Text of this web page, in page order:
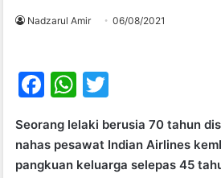
Nadzarul Amir 06/08/2021
F
c
e
W
at
s
itt
er
Seorang lelaki berusia 70 tahun
nahas pesawat Indian Airlines
pangkuan keluarga selepas 45